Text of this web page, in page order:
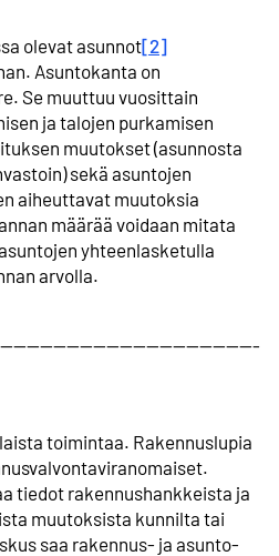
olevat asunnot[2]
Asunto­kanta on
Se muuttuu vuosittain
ja talojen purkamisen
muutokset (asunnosta
sekä asuntojen
aiheuttavat muutoksia
määrää voidaan mitata
yhteen­lasketulla
arvolla.
toimintaa. Rakennuslupia
tiedot rakennus­hankkeista ja
muutoksista kunnilta tai
saa rakennus- ja asunto­